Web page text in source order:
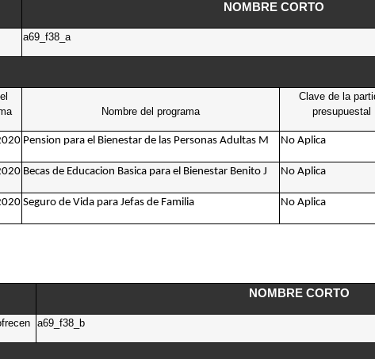
NOMBRE CORTO
a69_f38_a
Nombre del programa
Clave de la
presupuestal
Pension para el Bienestar de las Personas Adultas M No Aplica
Becas de Educacion Basica para el Bienestar Benito J No Aplica
Seguro de Vida para Jefas de Familia No Aplica
NOMBRE CORTO
a69_f38_b